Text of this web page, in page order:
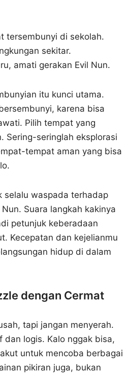
tersembunyi di sekolah.
sekitar.
amati gerakan Evil Nun.
itu kunci utama.
karena bisa
Pilih tempat yang
Sering-seringlah eksplorasi
tempat aman yang bisa
selalu waspada terhadap
Suara langkah kakinya
petunjuk keberadaan
Kecepatan dan kejelianmu
hidup di dalam
dengan Cermat
tapi jangan menyerah.
dan logis. Kalo nggak bisa,
untuk mencoba berbagai
pikiran juga, bukan